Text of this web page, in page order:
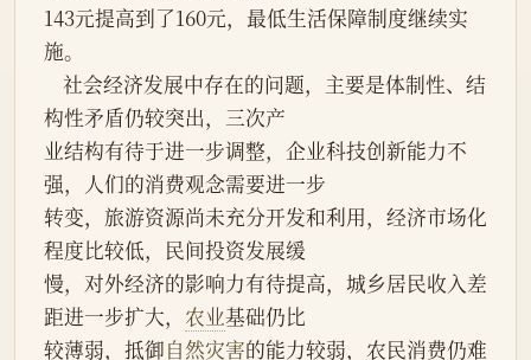
143元提高到了160元，最低生活保障制度继续实
施。
构性矛盾仍较突出，三次产
业结构有待于进一步调整，企业科技创新能力不
强，人们的消费观念需要进一步
转变，旅游资源尚未充分开发和利用，经济市场化
程度比较低，民间投资发展缓
慢，对外经济的影响力有待提高，城乡居民收入差
距进一步扩大， 农业基础仍比
较薄弱，抵御自然灾害的能力较弱，农民消费仍难